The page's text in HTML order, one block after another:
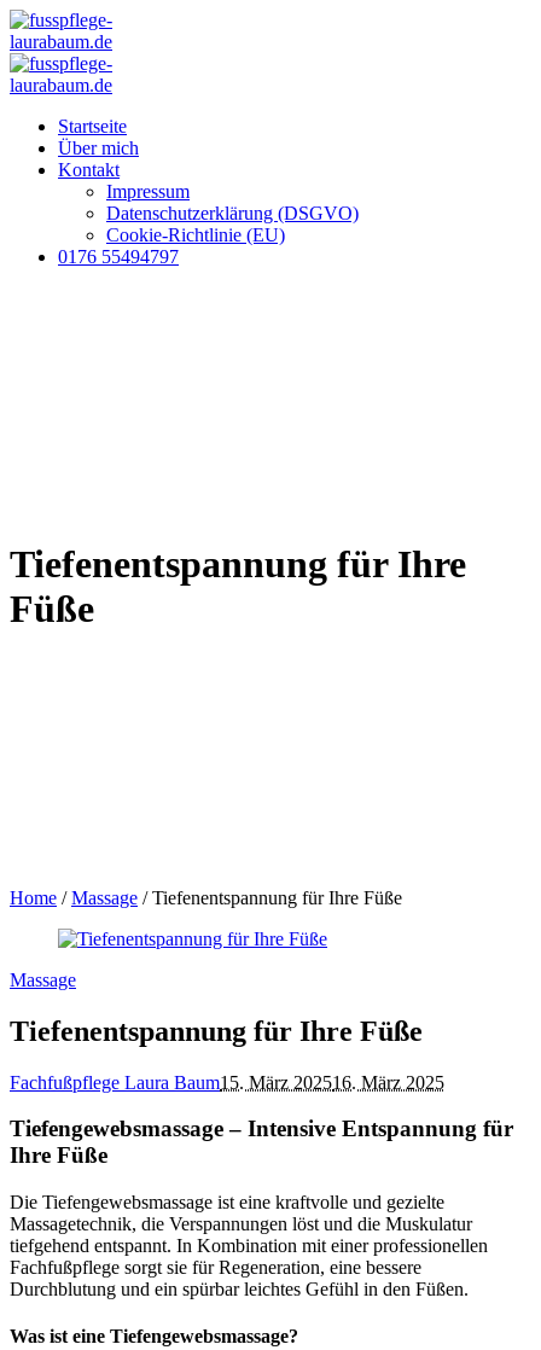
Startseite
Über mich
Kontakt
Impressum
Datenschutzerklärung (DSGVO)
Cookie-Richtlinie (EU)
0176 55494797
Tiefenentspannung für Ihre
Füße
Home /Massage /Tiefenentspannung für Ihre Füße
Massage
Tiefenentspannung für Ihre Füße
Fachfußpflege Laura Baum15. März 202516. März 2025
Tiefengewebsmassage – Intensive Entspannung für
Ihre Füße
Die Tiefengewebsmassage ist eine kraftvolle und gezielte
Massagetechnik, die Verspannungen löst und die Muskulatur
tiefgehend entspannt. In Kombination mit einer professionellen
Fachfußpflege sorgt sie für Regeneration, eine bessere
Durchblutung und ein spürbar leichtes Gefühl in den Füßen.
Was ist eine Tiefengewebsmassage?